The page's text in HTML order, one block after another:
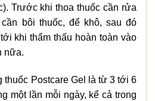
Trước khi thoa thuốc cần rửa
bôi thuốc, để khô, sau đó
khi thẩm thấu hoàn toàn vào
nữa.
thuốc Postcare Gel là từ 3 tới 6
một lần mỗi ngày, kể cả trong